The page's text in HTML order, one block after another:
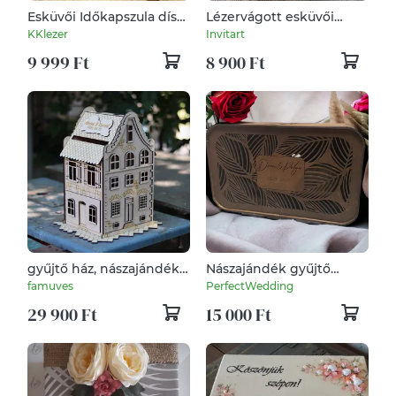
Esküvői Időkapszula dísz
doboz -Mahagóni
KKlezer
9 999 Ft
Lézervágott esküvői
pénzgyűjtő /
Invitart
8 900 Ft
gyűjtő ház, nászajándék,
esküvői pénzgyűjtő,
dátummal.
famuves
29 900 Ft
Nászajándék gyűjtő
doboz, esküvői
pénzgyűjtő doboz, névre
szólóan, dátummal
PerfectWedding
15 000 Ft